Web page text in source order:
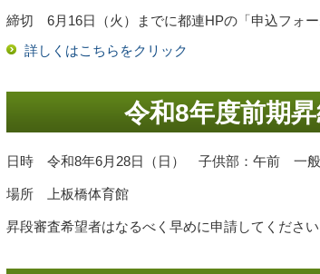
締切 6月16日（火）までに都連HPの「申込フォ
詳しくはこちらをクリック
令和8年度前期
日時 令和8年6月28日（日） 子供部：午前 一般
場所 上板橋体育館
昇段審査希望者はなるべく早めに申請してください